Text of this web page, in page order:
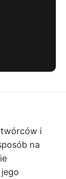
twórców i
na